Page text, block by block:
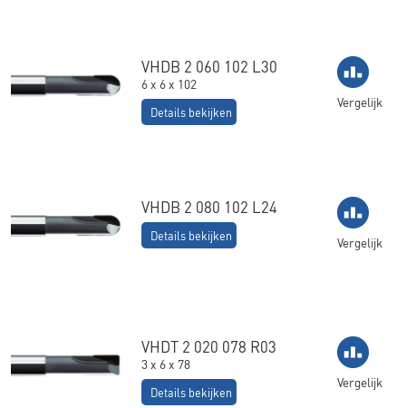
VHDB 2 060 102 L30
6 x 6 x 102
Details bekijken
Vergelijk
VHDB 2 080 102 L24
Details bekijken Vergelijk
VHDT 2 020 078 R03
3 x 6 x 78
Details bekijken
Vergelijk